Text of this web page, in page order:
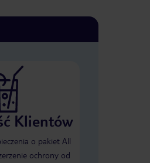
Klientów
o pakiet All
ochrony od